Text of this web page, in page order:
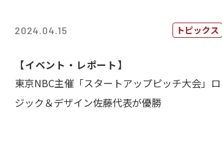
2024.04.15 トピックス
【イベント・レポート】
東京NBC主催「スタートアップピッチ大会」ロ
ジック＆デザイン佐藤代表が優勝